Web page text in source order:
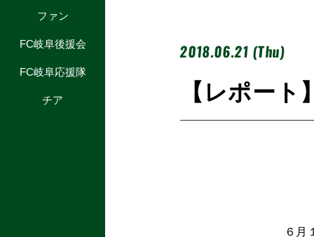
ファン
FC岐阜後援会
FC岐阜応援隊
チア
2018.06.21 (Thu)
【レポー
６月